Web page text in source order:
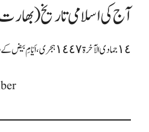
آج کی اسلامی تاریخ